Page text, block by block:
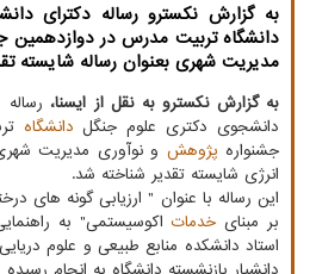
به گزارش نکسترو رساله دکترای
دانشگاه تربیت مدرس در دوازدهمین
مدیریت شهری بعنوان رساله شایسته
به گزارش نکسترو به نقل از ایسنا،
دانشجوی دکتری علوم جنگل دانشگاه
جشنواره پژوهش و نوآوری مدیریت
انرژی شایسته تقدیر شناخته شد.
این رساله با عنوان " ارزیابی گونه های
بر مبنای خدمات اکوسیستمی" به
استاد دانشکده منابع طبیعی و علوم